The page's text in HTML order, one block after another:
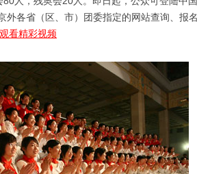
外各省（区、市）团委指定的网站查询、报
看精彩视频